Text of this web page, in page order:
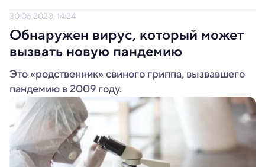
30.06.2020, 14:24
Обнаружен вирус, который может
вызвать новую пандемию
Это «родственник» свиного гриппа, вызвавшего
пандемию в 2009 году.